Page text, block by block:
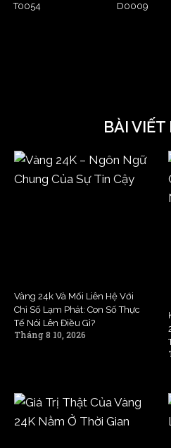
T0054
D0009
BÀI VIẾT
Vàng 24k Và Mối Liên Hệ Với
Chỉ Số Lạm Phát: Con Số Thực
Tế Nói Lên Điều Gì?
Tháng 8 10, 2026